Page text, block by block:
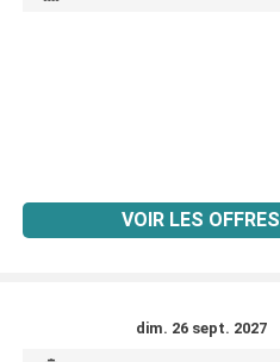
VOIR LES OFFRES
dim. 26 sept. 2027